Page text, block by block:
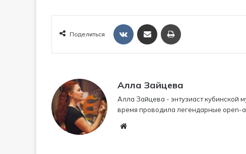
Поделиться
VKontakte
Алла Зайцева
Алла Зайцева - энтузиаст кубинской
время проводила легендарные open-